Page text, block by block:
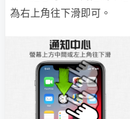
為右上角往下滑即可。